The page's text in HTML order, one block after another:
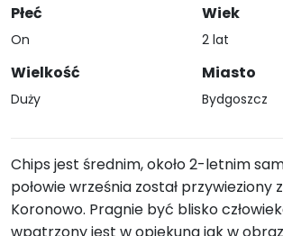
Płeć
On
Wielkość
Duży
Wiek
2 lat
Miasto
Bydgoszcz
Chips jest średnim, około 2-letnim
połowie września został przywieziony
Koronowo. Pragnie być blisko